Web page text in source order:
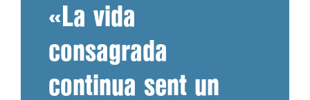
«La vida
consagrada
continua sent un